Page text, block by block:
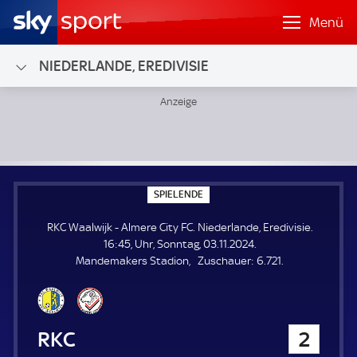
Menü
NIEDERLANDE, EREDIVISIE
SPIELENDE
P
E
L
E
N
RKC Waalwijk - Almere City FC. Niederlande, Eredivisie.
16:45, Uhr, Sonntag, 03.11.2024.
Mandemakers Stadion
Zuschauer: Z
6.721.
RKC Waalwijk 2